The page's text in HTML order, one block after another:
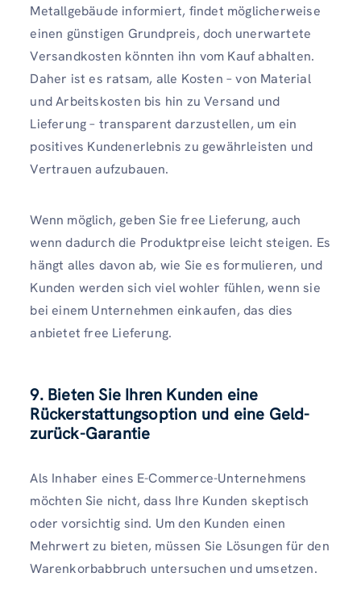
Metallgebäude informiert, findet möglicherweise
einen günstigen Grundpreis, doch unerwartete
Versandkosten könnten ihn vom Kauf abhalten.
Daher ist es ratsam, alle Kosten – von Material
und Arbeitskosten bis hin zu Versand und
Lieferung – transparent darzustellen, um ein
positives Kundenerlebnis zu gewährleisten und
Vertrauen aufzubauen.
Wenn möglich, geben Sie free Lieferung, auch
wenn dadurch die Produktpreise leicht steigen. Es
hängt alles davon ab, wie Sie es formulieren, und
Kunden werden sich viel wohler fühlen, wenn sie
bei einem Unternehmen einkaufen, das dies
anbietet free Lieferung.
9. Bieten Sie Ihren Kunden eine
Rückerstattungsoption und eine Geld-
zurück-Garantie
Als Inhaber eines E-Commerce-Unternehmens
möchten Sie nicht, dass Ihre Kunden skeptisch
oder vorsichtig sind. Um den Kunden einen
Mehrwert zu bieten, müssen Sie Lösungen für den
Warenkorbabbruch untersuchen und umsetzen.